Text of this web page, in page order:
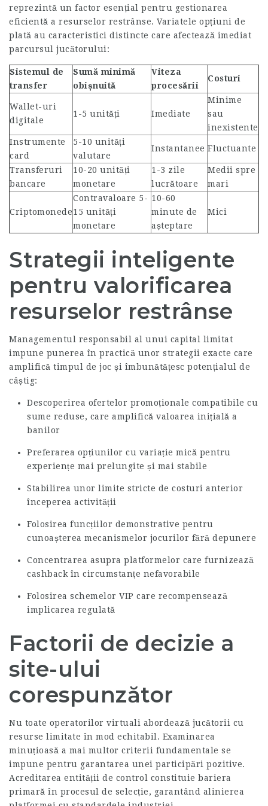
reprezintă un factor esențial pentru gestionarea
eficientă a resurselor restrânse. Variatele opțiuni de
plată au caracteristici distincte care afectează imediat
parcursul jucătorului:
Sistemul de
transfer
Sumă minimă
obișnuită
Viteza
procesării
Costuri
Wallet-uri
digitale
1-5 unități Imediate
Minime
sau
inexistente
Instrumente
card
5-10 unități
valutare
Instantanee Fluctuante
Transferuri
bancare
10-20 unități
monetare
1-3 zile
lucrătoare
Medii spre
mari
Criptomonede
Contravaloare 5-
15 unități
monetare
10-60
minute de
așteptare
Mici
Strategii inteligente
pentru valorificarea
resurselor restrânse
Managementul responsabil al unui capital limitat
impune punerea în practică unor strategii exacte care
amplifică timpul de joc și îmbunătățesc potențialul de
câștig:
Descoperirea ofertelor promoționale compatibile cu
sume reduse, care amplifică valoarea inițială a
banilor
Preferarea opțiunilor cu variație mică pentru
experiențe mai prelungite și mai stabile
Stabilirea unor limite stricte de costuri anterior
începerea activității
Folosirea funcțiilor demonstrative pentru
cunoașterea mecanismelor jocurilor fără depunere
Concentrarea asupra platformelor care furnizează
cashback în circumstanțe nefavorabile
Folosirea schemelor VIP care recompensează
implicarea regulată
Factorii de decizie a
site-ului
corespunzător
Nu toate operatorilor virtuali abordează jucătorii cu
resurse limitate în mod echitabil. Examinarea
minuțioasă a mai multor criterii fundamentale se
impune pentru garantarea unei participări pozitive.
Acreditarea entității de control constituie bariera
primară în procesul de selecție, garantând alinierea